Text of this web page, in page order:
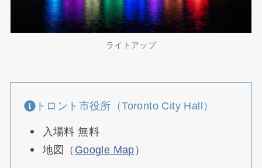
ライトアップ
トロント市役所（Toronto City Hall）
入場料 無料
地図（ Google Map ）